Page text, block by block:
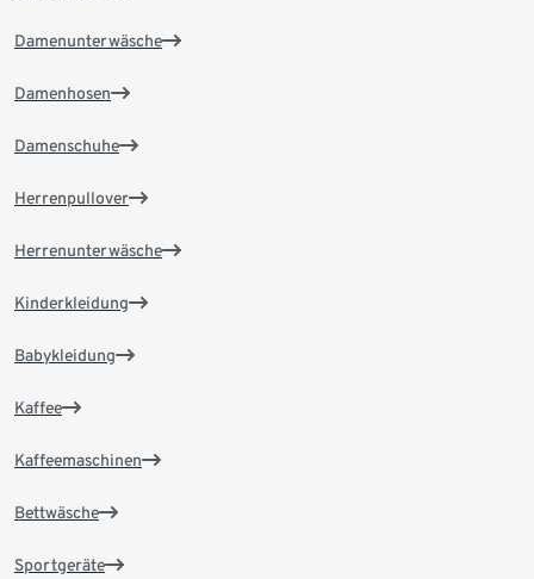
Damenunterwäsche
Damenhosen
Damenschuhe
Herrenpullover
Herrenunterwäsche
Kinderkleidung
Babykleidung
Kaffee
Kaffeemaschinen
Bettwäsche
Sportgeräte